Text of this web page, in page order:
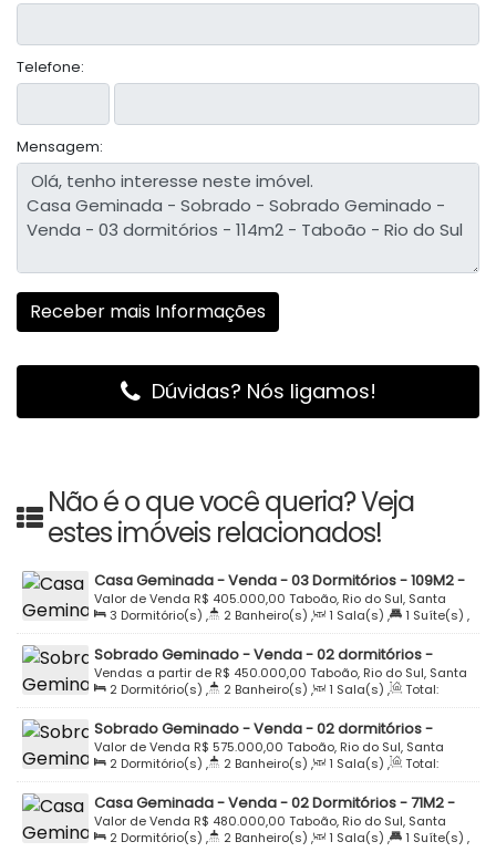
Telefone:
Mensagem:
Dúvidas? Nós ligamos!
Não é o que você queria? Veja
estes imóveis relacionados!
Casa Geminada - Venda - 03 Dormitórios - 109M2 -
Semi Mobiliada - Beco Hercílio Bernado Cláudio -
Residencial Toronto - Taboão - Rio do Sul
R$ 405.000,00
Valor de Venda
Taboão, Rio do Sul, Santa
Catarina, Brasil
3 Dormitório(s) , 2 Banheiro(s) , 1 Sala(s) , 1 Suíte(s) ,
Total:109.00m², 1 Vaga(s), Terreno: 132.00m²
Sobrado Geminado - Venda - 02 dormitórios -
100m2 - Semi Mobiliado - Loteamento Novo
Horizonte - Taboão - Rio do Sul
R$ 450.000,00
Vendas a partir de
Taboão, Rio do Sul, Santa
Catarina, Brasil
2 Dormitório(s) , 2 Banheiro(s) , 1 Sala(s) ,
Total:
100.00m², 1 Vaga(s)
Sobrado Geminado - Venda - 02 dormitórios -
94m2 - Semi Mobiliado - Rua Juarez Jaime Mazzini -
Loteamento Por do Sol - Taboão - Rio do Sul
R$ 575.000,00
Valor de Venda
Taboão, Rio do Sul, Santa
Catarina, Brasil
2 Dormitório(s) , 2 Banheiro(s) , 1 Sala(s) ,
Total:
94.90m² , 1Vaga(s)
Casa Geminada - Venda - 02 Dormitórios - 71M2 -
Rua Vergilio Cristofolini - Taboão - Rio do Sul
R$ 480.000,00
Valor de Venda
Taboão, Rio do Sul, Santa
Catarina, Brasil
2 Dormitório(s) , 2 Banheiro(s) , 1 Sala(s) , 1 Suíte(s) ,